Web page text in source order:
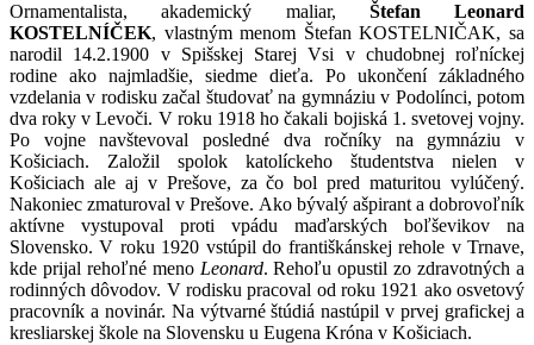
Ornamentalista, akademický maliar, Štefan Leonard
KOSTELNÍČEK, vlastným menom Štefan KOSTELNIČAK, sa
narodil 14.2.1900 v Spišskej Starej Vsi v chudobnej roľníckej
rodine ako najmladšie, siedme dieťa. Po ukončení základného
vzdelania v rodisku začal študovať na gymnáziu v Podolínci, potom
dva roky v Levoči. V roku 1918 ho čakali bojiská 1. svetovej vojny.
Po vojne navštevoval posledné dva ročníky na gymnáziu v
Košiciach. Založil spolok katolíckeho študentstva nielen v
Košiciach ale aj v Prešove, za čo bol pred maturitou vylúčený.
Nakoniec zmaturoval v Prešove. Ako bývalý ašpirant a dobrovoľník
aktívne vystupoval proti vpádu maďarských boľševikov na
Slovensko. V roku 1920 vstúpil do františkánskej rehole v Trnave,
kde prijal rehoľné meno Leonard. Rehoľu opustil zo zdravotných a
rodinných dôvodov. V rodisku pracoval od roku 1921 ako osvetový
pracovník a novinár. Na výtvarné štúdiá nastúpil v prvej grafickej a
kresliarskej škole na Slovensku u Eugena Króna v Košiciach.